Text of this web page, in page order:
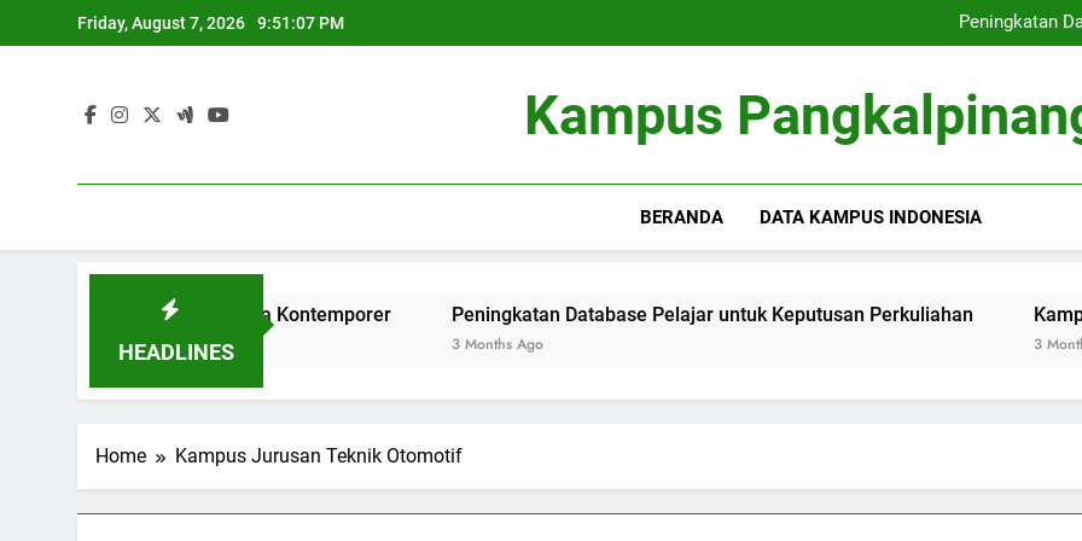
to
Friday, August 7, 2026 9:51:07 PM
Peningkatan
Kampus Inovatif:
Peningkatan
Kampus Inovatif:
Kampus
BERANDA DATA KAMPUS INDONESIA
HEADLINES
Tinggi di Era Kontemporer Peningkatan Database Pelajar untuk Keputusan Perkuliahan
3 Months Ago
Kampus
3 Months Ago
Home Kampus Jurusan Teknik Otomotif